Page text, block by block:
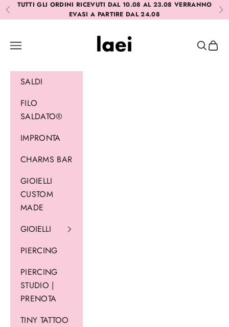
Vai al contenuto
Precedente
TUTTI GLI ORDINI RICEVUTI DAL 10.08 AL 23.08 VERRANNO
EVASI A PARTIRE DAL 24.08
Laei
Menù
Cerca
SALDI
FILO
SALDATO®
IMPRONTA
CHARMS BAR
GIOIELLI
CUSTOM
MADE
GIOIELLI
PIERCING
PIERCING
STUDIO |
PRENOTA
TINY TATTOO